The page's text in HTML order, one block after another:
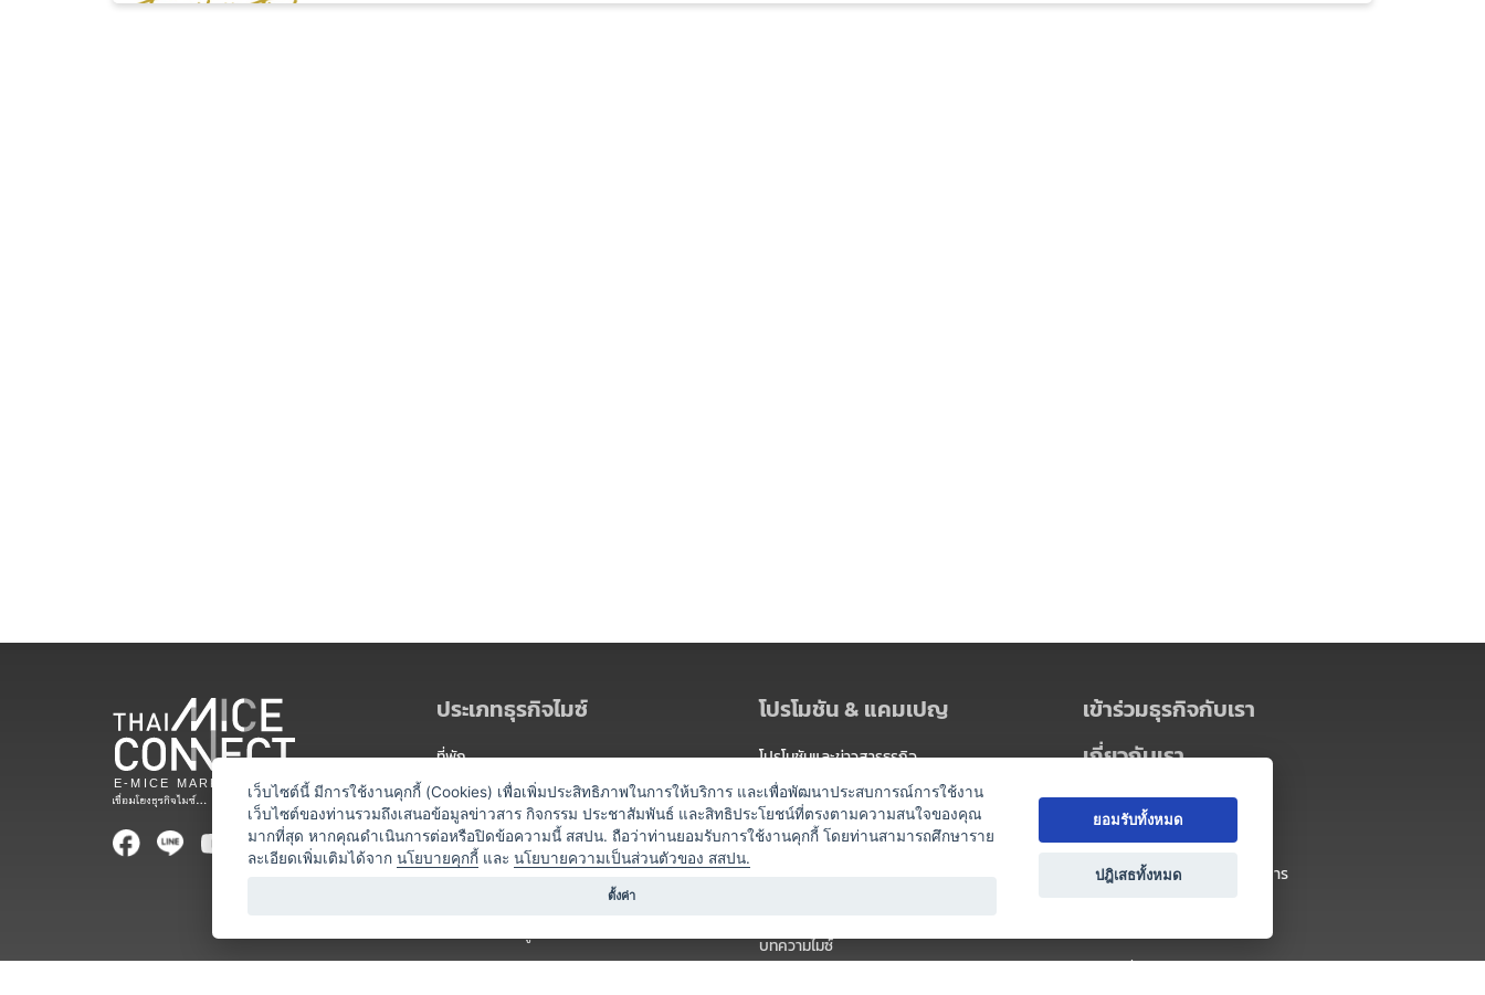
ประเภทธุรกิจไมซ์
ที่พัก
สถานที่จัดงาน
ท่องเที่ยว / นำเที่ยว
ออแกไนเซอร์
บริการสำหรับผู้จัดงาน
โปรโมชัน & แคมเปญ
โปรโมชันและข่าวสารธุรกิจ
แพ็กเกจ
แคมเปญ
บทความไมซ์
เข้าร่วมธุรกิจกับเรา
เกี่ยวกับเรา
เกี่ยวกับ Thai MICE Connect
นโยบายความเป็นส่วนตัว
ข้อตกลง และเงื่อนไขการใช้บริการ
เว็บไซต์นี้ มีการใช้งานคุกกี้ (Cookies) เพื่อเพิ่มประสิทธิภาพในการให้บริการ และเพื่อพัฒนาประสบการณ์การใช้งาน
เว็บไซต์ของท่านรวมถึงเสนอข้อมูลข่าวสาร กิจกรรม ประชาสัมพันธ์ และสิทธิประโยชน์ที่ตรงตามความสนใจของคุณ
มากที่สุด หากคุณดำเนินการต่อหรือปิดข้อความนี้ สสปน. ถือว่าท่านยอมรับการใช้งานคุกกี้ โดยท่านสามารถศึกษาราย
ละเอียดเพิ่มเติมได้จาก นโยบายคุกกี้ และ นโยบายความเป็นส่วนตัวของ สสปน.
ตั้งค่า
ยอมรับทั้งหมด
ปฎิเสธทั้งหมด